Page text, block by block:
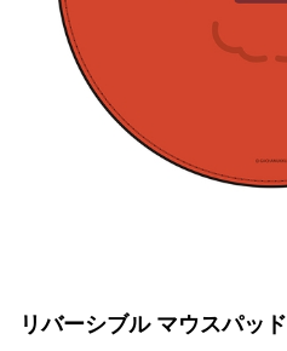
リバーシブル マウスパッド